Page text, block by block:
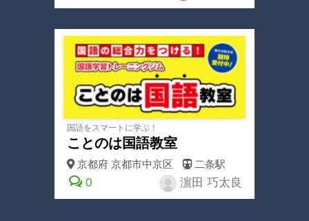
国語をスマ一トに学ぶ！
ことのは国語教室
京都府 京都市中京区 二条駅
0 濵田 巧太良